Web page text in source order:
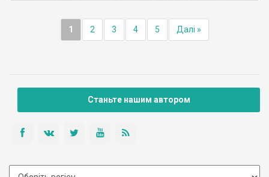
1 2 3 4 5 Далі »
Станьте нашим автором